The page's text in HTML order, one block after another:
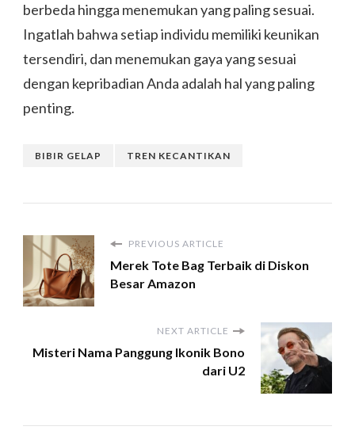
berbeda hingga menemukan yang paling sesuai.
Ingatlah bahwa setiap individu memiliki keunikan
tersendiri, dan menemukan gaya yang sesuai
dengan kepribadian Anda adalah hal yang paling
penting.
BIBIR GELAP TREN KECANTIKAN
PREVIOUS ARTICLE
Merek Tote Bag Terbaik di Diskon
Besar Amazon
NEXT ARTICLE
Misteri Nama Panggung Ikonik Bono
dari U2